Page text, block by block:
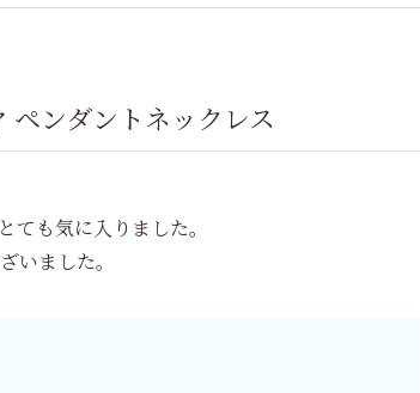
ペンダントネックレス
も気に入りました。
いました。